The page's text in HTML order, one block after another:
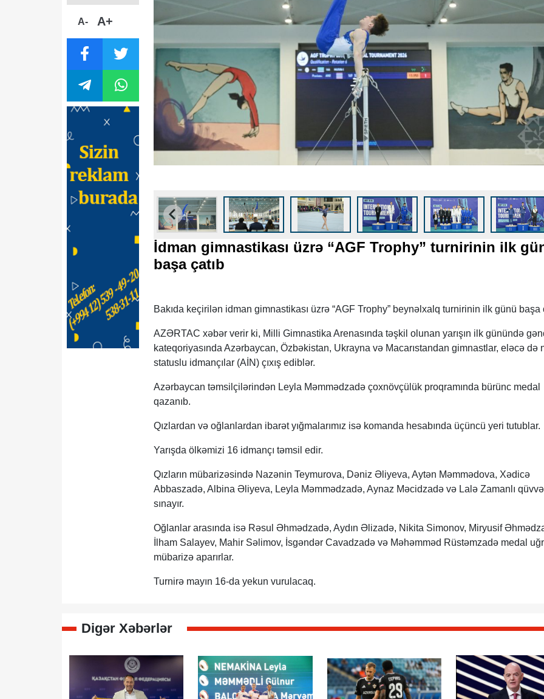
A- A+
İdman gimnastikası üzrə “AGF Trophy” turnirinin ilk
başa çatıb
Bakıda keçirilən idman gimnastikası üzrə “AGF Trophy” beynəlxalq turnirinin ilk günü başa
AZƏRTAC xəbər verir ki, Milli Gimnastika Arenasında təşkil olunan yarışın ilk günündə
kateqoriyasında Azərbaycan, Özbəkistan, Ukrayna və Macarıstandan gimnastlar, eləcə də
statuslu idmançılar (AİN) çıxış ediblər.
Azərbaycan təmsilçilərindən Leyla Məmmədzadə çoxnövçülük proqramında bürünc medal
qazanıb.
Qızlardan və oğlanlardan ibarət yığmalarımız isə komanda hesabında üçüncü yeri tutublar.
Yarışda ölkəmizi 16 idmançı təmsil edir.
Qızların mübarizəsində Nazənin Teymurova, Dəniz Əliyeva, Aytən Məmmədova, Xədicə
Abbaszadə, Albina Əliyeva, Leyla Məmmədzadə, Aynaz Məcidzadə və Lalə Zamanlı
sınayır.
Oğlanlar arasında isə Rəsul Əhmədzadə, Aydın Əlizadə, Nikita Simonov, Miryusif
İlham Salayev, Mahir Səlimov, İsgəndər Cavadzadə və Məhəmməd Rüstəmzadə medal
mübarizə aparırlar.
Turnirə mayın 16-da yekun vurulacaq.
Digər Xəbərlər